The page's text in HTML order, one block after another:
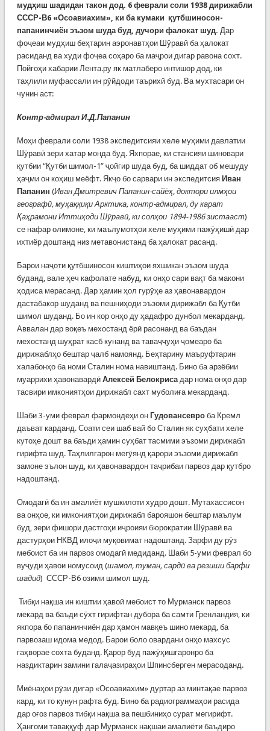
мудҳиш шадидан такон дод. 6 феврали соли 1938 дирижабли
СССР-В6 «Осоавиахим», ки ба кумаки қутбшиносон-
папанинчиён эъзом шуда буд, дучори фалокат шуд. Дар
фоҷеаи мудҳиш беҳтарин аэронавтҳои Шӯравӣ ба ҳалокат
расиданд ва худи фоҷеа соҳаро ба маҷрои дигар равона сохт.
Пойгоҳи хабарии Лента.ру як матлаберо интишор дод, ки
таҳлили муфассали ин рӯйдоди таърихӣ буд. Ва мухтасари он
чунин аст:
Контр-адмирал И.Д.Папанин
Моҳи феврали соли 1938 экспедитсияи хеле муҳими давлатии
Шӯравӣ зери хатар монда буд. Яхпорае, ки стансияи шиновари
қутбии “Қутби шимол-1” ҷойгир шуда буд, ба шиддат об мешуду
ҳаҷми он коҳиш меёфт. Якҷо бо сарвари ин экспедитсия Иван
Папанин (Иван Дмитревич Папанин-сайёҳ, доктори илмҳои
географӣ, муҳаққиқи Арктика, контр-адмирал, ду карат
Қаҳрамони Иттиҳоди Шӯравӣ, ки солҳои 1894-1986 зистааст)
се нафар олимоне, ки маълумотҳои хеле муҳими пажӯҳишӣ дар
ихтиёр доштанд низ метавонистанд ба ҳалокат расанд.
Барои наҷоти қутбшиносон киштиҳои яхшикан эъзом шуда
буданд, вале ҳеч кафолате набуд, ки онҳо сари вақт ба макони
ҳодиса мерасанд. Дар ҳамин ҳол гурӯҳе аз ҳавонавардон
дастабакор шуданд ва пешниҳоди эъзоми дирижабл ба Қутби
шимол шуданд. Бо ин кор онҳо ду ҳадафро дунбол мекарданд.
Аввалан дар воқеъ мехостанд ёрӣ расонанд ва баъдан
мехостанд шуҳрат касб кунанд ва таваҷҷуҳи ҷомеаро ба
дирижаблҳо бештар ҷалб намоянд. Беҳтарину маъруфтарин
халабонҳо ба номи Сталин нома навиштанд. Бино ба арзёбии
муаррихи ҳавонавардӣ Алексей Белокрисадар нома онҳо дар
тасвири имкониятҳои дирижабл сахт муболиға мекарданд.
Шаби 3-уми феврал фармондеҳи он Гудовансевроба Кремл
даъват карданд. Соати сеи шаб вай бо Сталин як суҳбати хеле
кутоҳе дошт ва баъди ҳамин суҳбат тасмими эъзоми дирижабл
гирифта шуд. Таҳлилгарон мегӯянд қарори эъзоми дирижабл
замоне эълон шуд, ки ҳавонавардон таҷрибаи парвоз дар қутбро
надоштанд.
Омодагӣ ба ин амалиёт мушкилоти худро дошт. Мутахассисон
ва онҳое, ки имкониятҳои дирижабл барояшон бештар маълум
буд, зери фишори дастгоҳи иҷроияи бюрократии Шӯравӣ ва
дастурҳои НКВД илоҷи муқовимат надоштанд. Зарфи ду рӯз
мебоист ба ин парвоз омодагӣ медиданд. Шаби 5-уми феврал бо
вуҷуди ҳавои номусоид (шамол, туман, сардӣ ва резиши барфи
шадид) СССР-В6 озими шимол шуд.
Тибқи нақша ин киштии ҳавоӣ мебоист то Мурманск парвоз
мекард ва баъди сӯхт гирифтан дубора ба самти Гренландия, ки
якпора бо папанинчиён дар ҳамон мавқеъ шино мекард, ба
парвозаш идома медод. Барои боло овардани онҳо махсус
гаҳворае сохта буданд. Қарор буд пажӯҳишгаронро ба
наздиктарин замини галаҷазираҳои Шпинсберген мерасоданд.
Миёнаҳои рӯзи дигар «Осоавиахим» дуртар аз минтақае парвоз
кард, ки то кунун рафта буд. Бино ба радиограммаҳои расида
дар оғоз парвоз тибқи нақша ва пешбиниҳо сурат мегирифт.
Ҳангоми таваққуф дар Мурманск нақшаи амалиёти баъдиро